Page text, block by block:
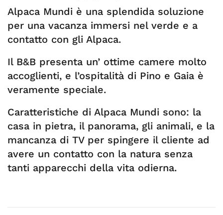
Alpaca Mundi è una splendida soluzione
per una vacanza immersi nel verde e a
contatto con gli Alpaca.
Il B&B presenta un’ ottime camere molto
accoglienti, e l’ospitalità di Pino e Gaia è
veramente speciale.
Caratteristiche di Alpaca Mundi sono: la
casa in pietra, il panorama, gli animali, e la
mancanza di TV per spingere il cliente ad
avere un contatto con la natura senza
tanti apparecchi della vita odierna.